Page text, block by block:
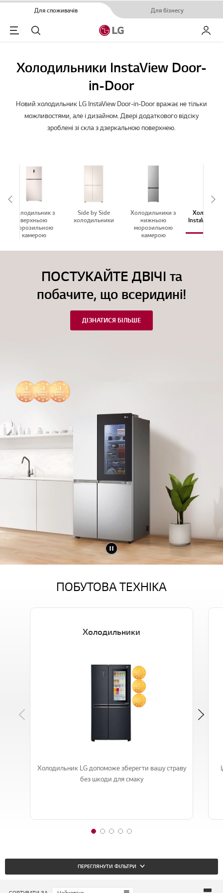
Для споживачів Для бізнесу
Menu
Пошук Мій LG
Холодильники InstaView Door-
in-Door
Новий холодильник LG InstaView Door-in-Door вражає не тільки
можливостями, але і дизайном. Двері додаткового відсіку
зроблені зі скла з дзеркальною поверхнею.
Холодильник з
верхньою
морозильною
камерою
Side by Side
холодильники
Холодильники з
нижньою
морозильною
камерою
InstaView
Scroll Left
ПОСТУКАЙТЕ ДВІЧІ та
побачите, що всеридині!
ДІЗНАТИСЯ БІЛЬШЕ
ПОБУТОВА ТЕХНІКА
Холодильники
Холодильник LG допоможе зберегти вашу страву
без шкоди для смаку
1
5
2
5
3
5
4
5
5
5
ПЕРЕГЛЯНУТИ ФІЛЬТРИ